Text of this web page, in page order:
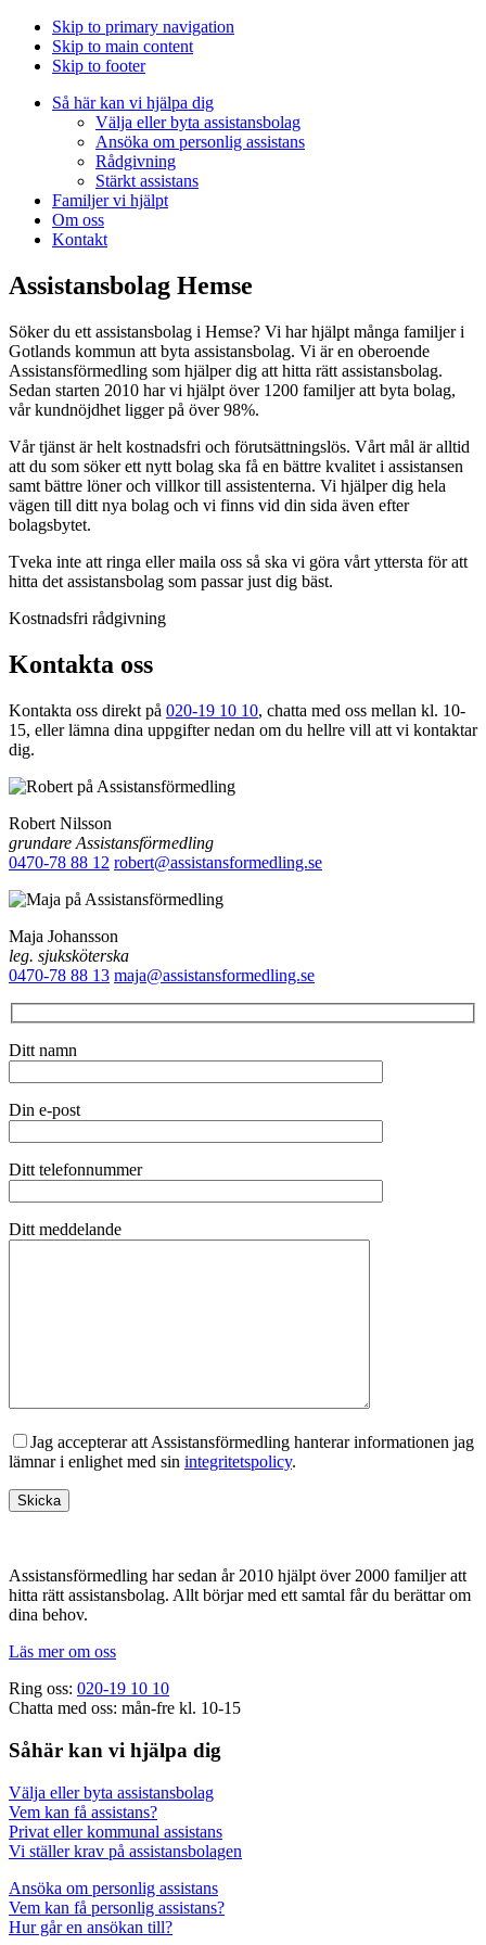
Skip to primary navigation
Skip to main content
Skip to footer
Så här kan vi hjälpa dig
Välja eller byta assistansbolag
Ansöka om personlig assistans
Rådgivning
Stärkt assistans
Familjer vi hjälpt
Om oss
Kontakt
Assistansbolag Hemse
Söker du ett assistansbolag i Hemse? Vi har hjälpt många familjer i
Gotlands kommun att byta assistansbolag. Vi är en oberoende
Assistansförmedling som hjälper dig att hitta rätt assistansbolag.
Sedan starten 2010 har vi hjälpt över 1200 familjer att byta bolag,
vår kundnöjdhet ligger på över 98%.
Vår tjänst är helt kostnadsfri och förutsättningslös. Vårt mål är alltid
att du som söker ett nytt bolag ska få en bättre kvalitet i assistansen
samt bättre löner och villkor till assistenterna. Vi hjälper dig hela
vägen till ditt nya bolag och vi finns vid din sida även efter
bolagsbytet.
Tveka inte att ringa eller maila oss så ska vi göra vårt yttersta för att
hitta det assistansbolag som passar just dig bäst.
Kostnadsfri rådgivning
Kontakta oss
Kontakta oss direkt på 020-19 10 10, chatta med oss mellan kl. 10-
15, eller lämna dina uppgifter nedan om du hellre vill att vi kontaktar
dig.
Robert Nilsson
grundare Assistansförmedling
0470-78 88 12 robert@assistansformedling.se
Maja Johansson
leg. sjuksköterska
0470-78 88 13 maja@assistansformedling.se
Ditt namn
Din e-post
Ditt telefonnummer
Ditt meddelande
Jag accepterar att Assistansförmedling hanterar informationen jag
lämnar i enlighet med sin integritetspolicy.
Assistansförmedling har sedan år 2010 hjälpt över 2000 familjer att
hitta rätt assistansbolag. Allt börjar med ett samtal får du berättar om
dina behov.
Läs mer om oss
Ring oss: 020-19 10 10
Chatta med oss: mån-fre kl. 10-15
Såhär kan vi hjälpa dig
Välja eller byta assistansbolag
Vem kan få assistans?
Privat eller kommunal assistans
Vi ställer krav på assistansbolagen
Ansöka om personlig assistans
Vem kan få personlig assistans?
Hur går en ansökan till?